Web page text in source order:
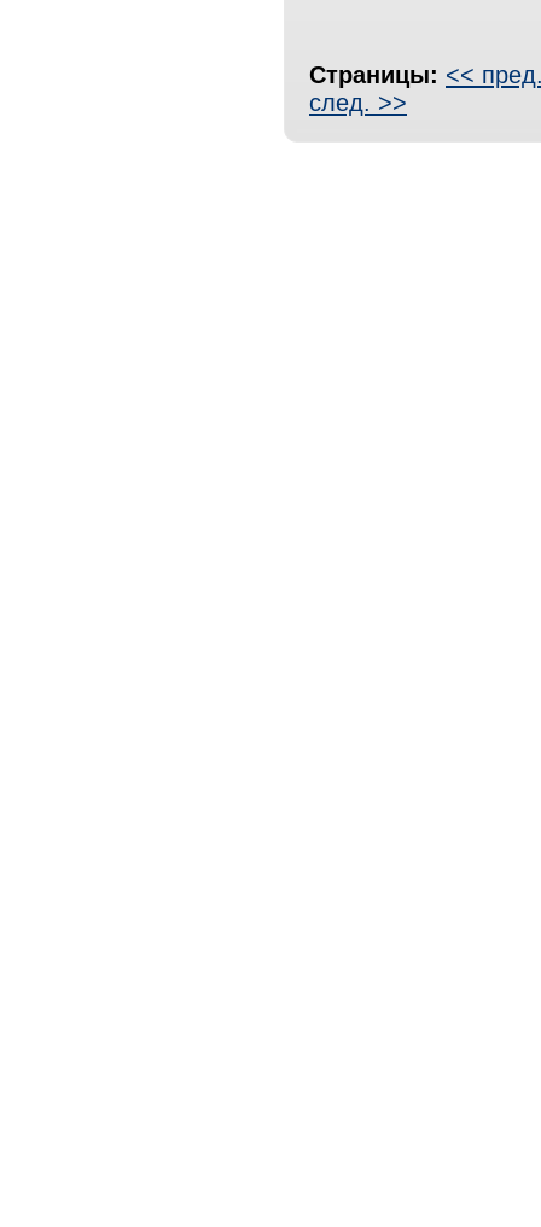
Страницы: <<
след. >>